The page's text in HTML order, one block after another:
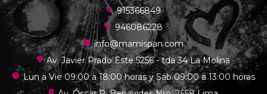
915366849
946086228
info@mamispan.com
Av. Javier Prado Este 5256 - tda 34 La Molina
Lun a Vie 09:00 a 18:00 horas y Sáb 09:00 a 13:00 horas